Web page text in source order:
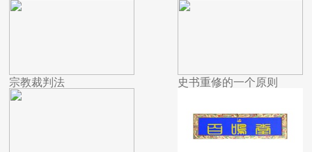
宗教裁判法 史书重修的一个原则